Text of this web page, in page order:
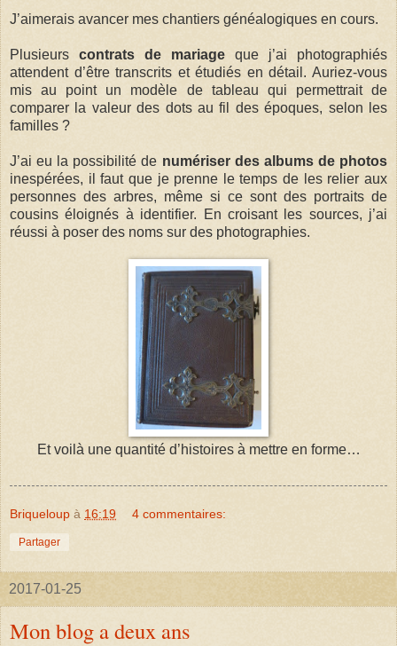
J’aimerais avancer mes chantiers généalogiques en cours.
Plusieurs contrats de mariage que j’ai photographiés
attendent d’être transcrits et étudiés en détail. Auriez-vous
mis au point un modèle de tableau qui permettrait de
comparer la valeur des dots au fil des époques, selon les
familles ?
J’ai eu la possibilité de numériser des albums de photos
inespérées, il faut que je prenne le temps de les relier aux
personnes des arbres, même si ce sont des portraits de
cousins éloignés à identifier. En croisant les sources, j’ai
réussi à poser des noms sur des photographies.
Et voilà une quantité d’histoires à mettre en forme…
Briqueloup à 16:19 4 commentaires:
Partager
2017-01-25
Mon blog a deux ans